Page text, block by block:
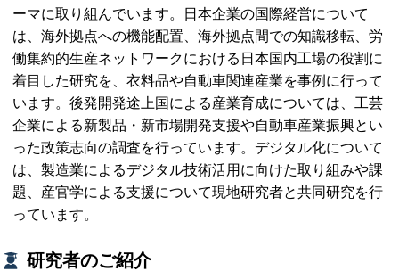
ーマに取り組んでいます。日本企業の国際経営について
は、海外拠点への機能配置、海外拠点間での知識移転、労
働集約的生産ネットワークにおける日本国内工場の役割に
着目した研究を、衣料品や自動車関連産業を事例に行って
います。後発開発途上国による産業育成については、工芸
企業による新製品・新市場開発支援や自動車産業振興とい
った政策志向の調査を行っています。デジタル化について
は、製造業によるデジタル技術活用に向けた取り組みや課
題、産官学による支援について現地研究者と共同研究を行
っています。
研究者のご紹介